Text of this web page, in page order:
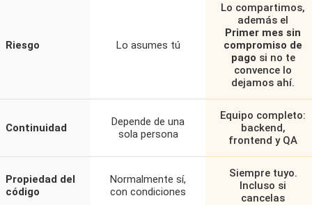
Riesgo Lo asumes tú
Lo compartimos,
además el
Primer mes sin
compromiso de
pago si no te
convence lo
dejamos ahí.
Continuidad
Depende de una
sola persona
Equipo completo:
backend,
frontend y QA
Propiedad del
código
Normalmente sí,
con condiciones
Siempre tuyo.
Incluso si
cancelas